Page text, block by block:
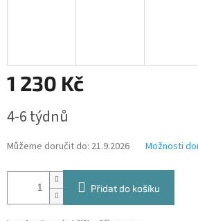
1 230 Kč
cena:
4-6 týdnů
Můžeme doručit do: 21.9.2026 Možnosti
Přidat do košíku